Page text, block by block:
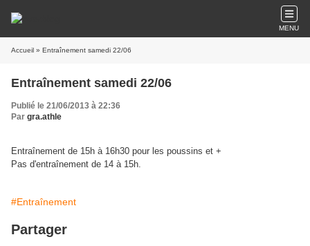
MENU
Accueil » Entraînement samedi 22/06
Entraînement samedi 22/06
Publié le 21/06/2013 à 22:36
Par gra.athle
Entraînement de 15h à 16h30 pour les poussins et +
Pas d'entraînement de 14 à 15h.
#Entraînement
Partager